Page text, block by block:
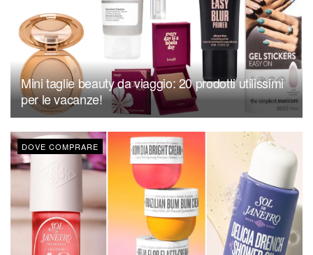
Mini taglie beauty da viaggio: 20 prodotti utilissimi
per le vacanze!
DOVE COMPRARE